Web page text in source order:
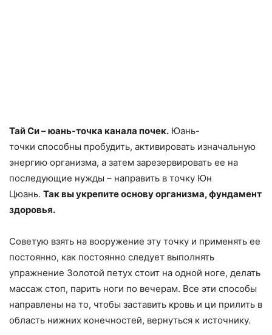
Тай Си – юань-точка канала почек. Юань-
точки способны пробудить, активировать изначальную
энергию организма, а затем зарезервировать ее на
последующие нужды – направить в точку Юн
Цюань. Так вы укрепите основу организма, фундамент
здоровья.
Советую взять на вооружение эту точку и применять ее
постоянно, как постоянно следует выполнять
упражнение Золотой петух стоит на одной ноге, делать
массаж стоп, парить ноги по вечерам. Все эти способы
направлены на то, чтобы заставить кровь и ци прилить в
область нижних конечностей, вернуться к источнику.